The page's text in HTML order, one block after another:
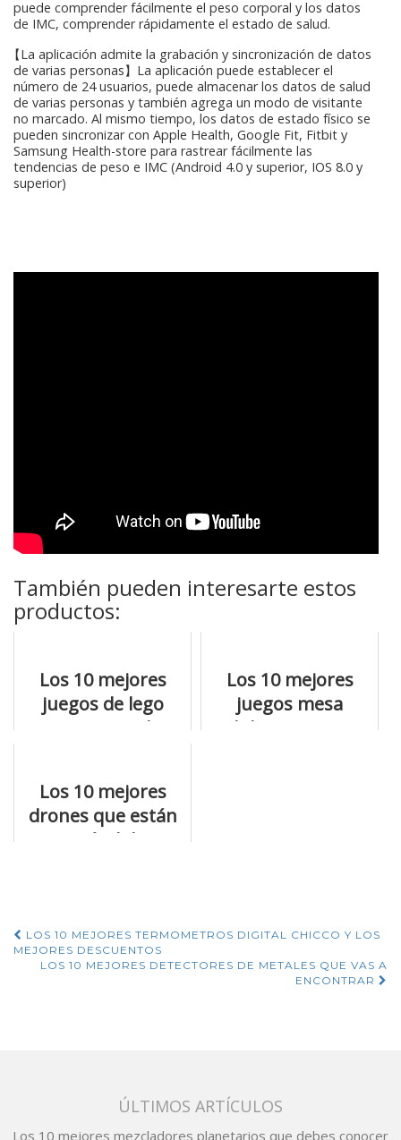
puede comprender fácilmente el peso corporal y los datos
de IMC, comprender rápidamente el estado de salud.
【La aplicación admite la grabación y sincronización de datos
de varias personas】La aplicación puede establecer el
número de 24 usuarios, puede almacenar los datos de salud
de varias personas y también agrega un modo de visitante
no marcado. Al mismo tiempo, los datos de estado físico se
pueden sincronizar con Apple Health, Google Fit, Fitbit y
Samsung Health-store para rastrear fácilmente las
tendencias de peso e IMC (Android 4.0 y superior, IOS 8.0 y
superior)
También pueden interesarte estos
productos:
Los 10 mejores
juegos de lego
para niñas de
Los 10 mejores
juegos mesa
adultos a precios
Los 10 mejores
drones que están
petándolo
Navegación
de
LOS 10 MEJORES TERMOMETROS DIGITAL CHICCO Y LOS
MEJORES DESCUENTOS
LOS 10 MEJORES DETECTORES DE METALES QUE VAS A
ENCONTRAR
ÚLTIMOS ARTÍCULOS
Los 10 mejores mezcladores planetarios que debes conocer